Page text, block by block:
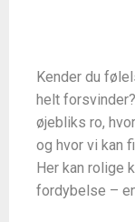
Kender du
helt
øjebliks ro,
og hvor vi kan
Her kan rolige
fordybelse –